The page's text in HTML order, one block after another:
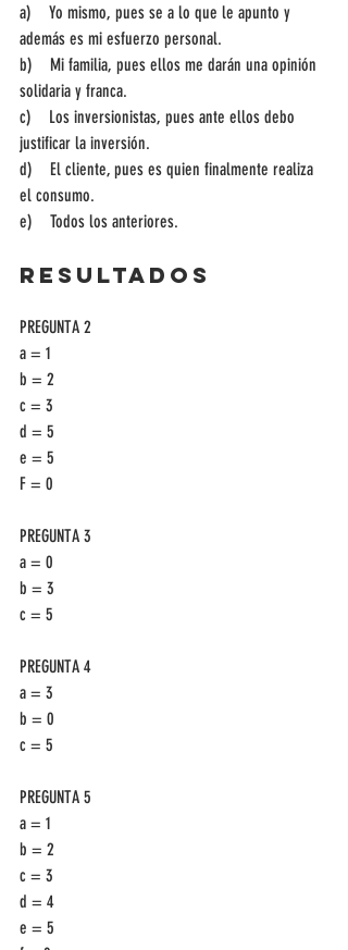
a)    Yo mismo, pues se a lo que le apunto y
además es mi esfuerzo personal.
b)    Mi familia, pues ellos me darán una opinión
solidaria y franca.
c)    Los inversionistas, pues ante ellos debo
justificar la inversión.
d)    El cliente, pues es quien finalmente realiza
el consumo.
e)    Todos los anteriores.
RESULTADOS
PREGUNTA 2
a = 1
b = 2
c = 3
d = 5
e = 5
F = 0
PREGUNTA 3
a = 0
b = 3
c = 5
PREGUNTA 4
a = 3
b = 0
c = 5
PREGUNTA 5
a = 1
b = 2
c = 3
d = 4
e = 5